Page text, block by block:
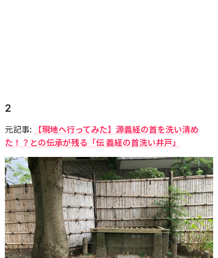
2
元記事: 【現地へ行ってみた】源義経の首を洗い清め
た！？との伝承が残る「伝 義経の首洗い井戸」